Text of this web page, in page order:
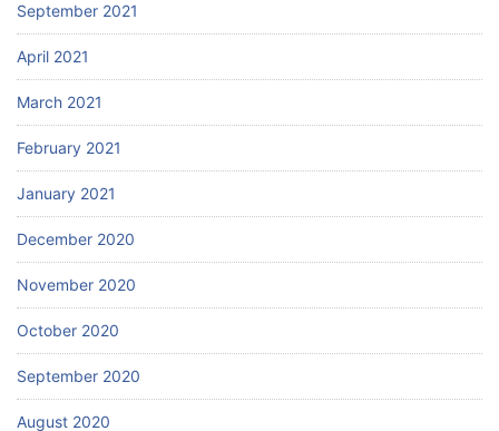
September 2021
April 2021
March 2021
February 2021
January 2021
December 2020
November 2020
October 2020
September 2020
August 2020